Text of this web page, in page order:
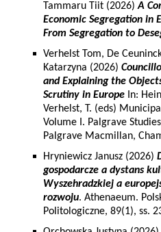
Tammaru Tiit (2026)A
Economic Segregation in
From Segregation to
Verhelst Tom, De
Katarzyna (2026)
and Explaining the
Scrutiny in Europe In:
Verhelst, T. (eds)
Volume I. Palgrave
Palgrave Macmillan,
Hryniewicz Janusz (2026)
gospodarcze a dystans
Wyszehradzkiej a
rozwoju. Athenaeum.
Politologiczne, 89(1), ss.